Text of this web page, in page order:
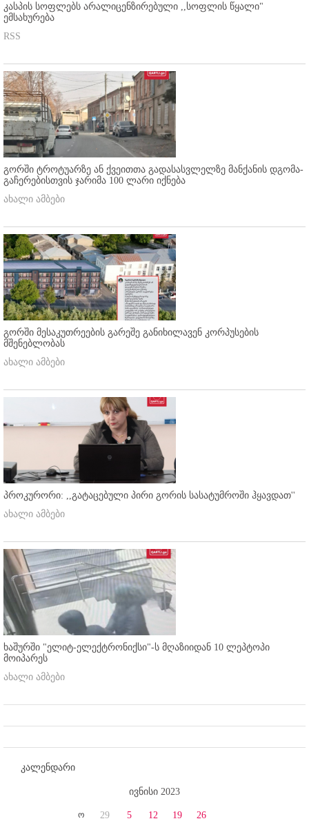
კასპის სოფლებს არალიცენზირებული ,,სოფლის წყალი"
ემსახურება
RSS
გორში ტროტუარზე ან ქვეითთა გადასასვლელზე მანქანის დგომა-
გაჩერებისთვის ჯარიმა 100 ლარი იქნება
ახალი ამბები
გორში მესაკუთრეების გარეშე განიხილავენ კორპუსების
მშენებლობას
ახალი ამბები
პროკურორი: ,,გატაცებული პირი გორის სასატუმროში ჰყავდათ''
ახალი ამბები
ხაშურში "ელიტ-ელექტრონიქსი"-ს მღაზიიდან 10 ლეპტოპი
მოიპარეს
ახალი ამბები
კალენდარი
ივნისი 2023
ო 29 5 12 19 26